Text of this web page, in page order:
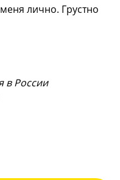
лично. Грустно
в России